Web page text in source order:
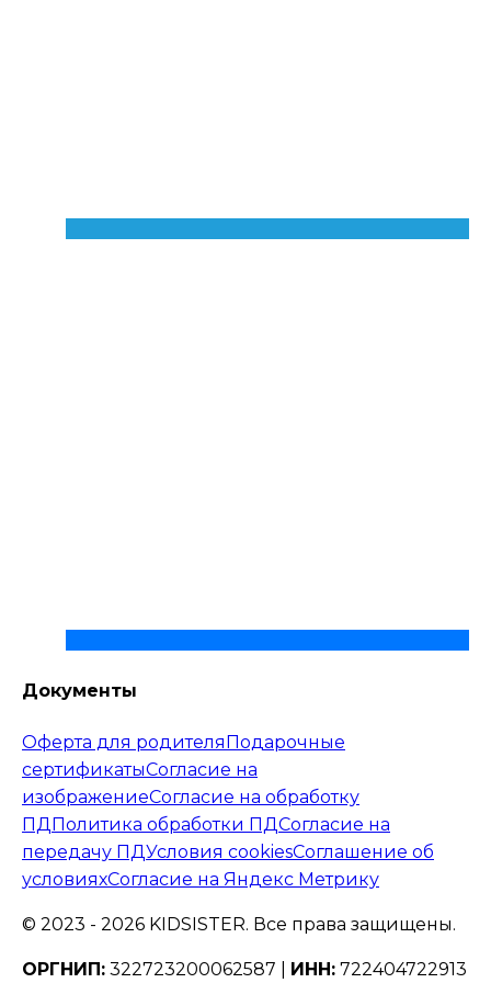
Документы
Оферта для родителяПодарочные
сертификатыСогласие на
изображениеСогласие на обработку
ПД Политика обработки ПДСогласие на
передачу ПДУсловия cookiesСоглашение об
условияхСогласие на Яндекс Метрику
© 2023 - 2026 KIDSISTER. Все права защищены.
ОРГНИП: 322723200062587 | ИНН: 722404722913